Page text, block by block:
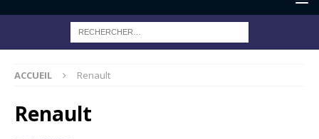
ACCUEIL Renault
Renault